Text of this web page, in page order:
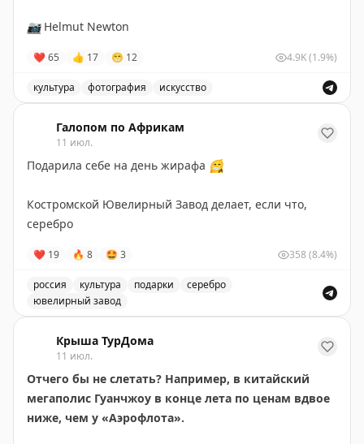
📷Helmut Newton
❤ 65 👍 17 😁 12 4.9K(1.9%)
культура фотография искусство
Галопом по Африкам
11 июл.
Подарила себе на день жирафа 😁
Костромской Ювелирный Завод делает, если что,
серебро
❤ 19 🔥 8 🤩 3 358 (8.4%)
россия культура подарки
серебро
ювелирный завод
Крыша ТурДома
11 июл.
Отчего бы не слетать? Например, в китайский
мегаполис Гуанчжоу в конце лета по ценам вдвое
ниже, чем у «Аэрофлота».